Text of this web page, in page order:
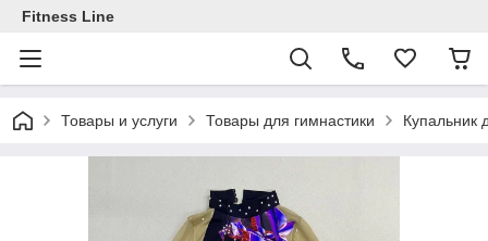
Fitness Line
Товары и услуги Товары для гимнастики Купальник